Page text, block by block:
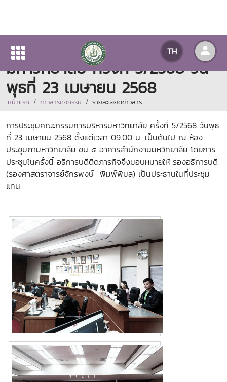
TH
การประชุมคณะกรรมการบริหาร
มหาวิทยาลัย ครั้งที่ 5/2568 วัน
พุธที่ 23 เมษายน 2568
หน้าแรก ข่าวสารกิจกรรม รายละเอียดข่าวสาร
การประชุมคณะกรรมการบริหารมหาวิทยาลัย ครั้งที่ 5/2568 วันพุธ
ที่ 23 เมษายน 2568 ตั้งแต่เวลา 09.00 น. เป็นต้นไป ณ ห้อง
ประชุมภามหาวิทยาลัย ชน ๕ อาคารสำนักงานมหวิทยาลัย โดยการ
ประชุมในครั้งนี้ อธิการบดีติดภารกิจจึงมอบหมายให้ รองอธิการบดี
(รองศาสตราจารย์จักรพงษ์ พิมพ์พิมล) เป็นประธานในที่ประชุม
แทน